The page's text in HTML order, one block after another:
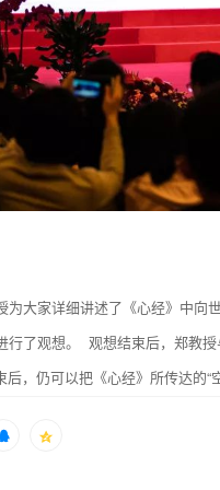
为大家详细讲述了《心经》中向
行了观想。 观想结束后，郑教
，仍可以把《心经》所传达的“